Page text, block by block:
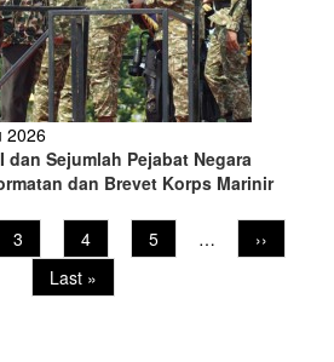
2026
dan Sejumlah Pejabat Negara
dan Brevet Korps Marinir
Page
3 Page
4 Page
5 …
Next
page
››
Last
page
Last »